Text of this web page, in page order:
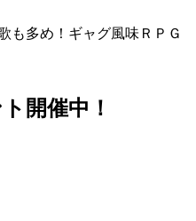
も多め！ギャグ風味ＲＰＧ
開催中！